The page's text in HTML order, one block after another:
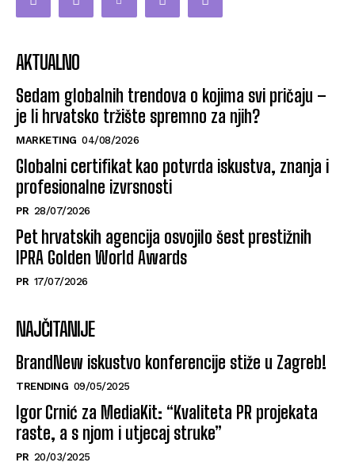
AKTUALNO
Sedam globalnih trendova o kojima svi pričaju –
je li hrvatsko tržište spremno za njih?
MARKETING 04/08/2026
Globalni certifikat kao potvrda iskustva, znanja i
profesionalne izvrsnosti
PR 28/07/2026
Pet hrvatskih agencija osvojilo šest prestižnih
IPRA Golden World Awards
PR 17/07/2026
NAJČITANIJE
BrandNew iskustvo konferencije stiže u Zagreb!
TRENDING 09/05/2025
Igor Crnić za MediaKit: “Kvaliteta PR projekata
raste, a s njom i utjecaj struke”
PR 20/03/2025